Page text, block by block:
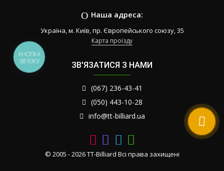
Наша адреса:
Україна, м. Київ, пр. Європейського союзу, 35
Карта проїзду
ЗВ'ЯЗАТИСЯ З НАМИ
(067) 236-43-41
(050) 443-10-28
info@tt-billiard.ua
© 2005 - 2026 TT-Billiard Всі права захищені
КНОПКА
ЗВ'ЯЗКУ